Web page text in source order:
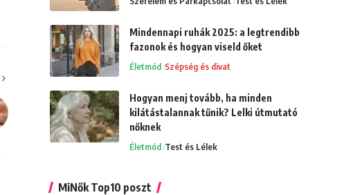
Mindennapi ruhák 2025: a legtrendibb
fazonok és hogyan viseld őket
Életmód Szépség és divat
Hogyan menj tovább, ha minden
kilátástalannak tűnik? Lelki útmutató
nőknek
Életmód Test és Lélek
MiNők Top10 poszt